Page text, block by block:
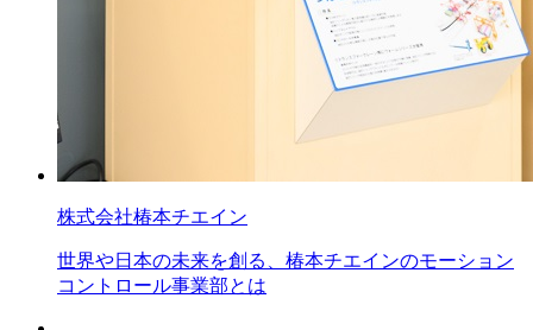
株式会社椿本チエイン
世界や日本の未来を創る、椿本チエインのモーション
コントロール事業部とは